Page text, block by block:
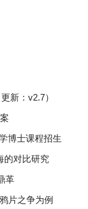
新：v2.7）
博士课程招生
的对比研究
革
片之争为例